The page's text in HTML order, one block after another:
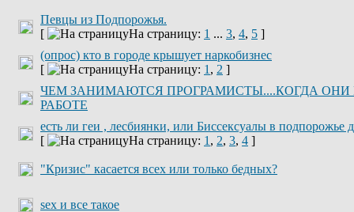
Певцы из Подпорожья.
[
На страницу: 1 ... 3, 4, 5 ]
(опрос) кто в городе крышует наркобизнес
[
На страницу: 1 , 2 ]
ЧЕМ ЗАНИМАЮТСЯ ПРОГРАМИСТЫ....КОГДА ОНИ
РАБОТЕ
есть ли геи , лесбиянки, или Биссексуалы в подпорожье
[
На страницу: 1 , 2, 3, 4 ]
"Кризис" касается всех или только бедных?
sex и все такое